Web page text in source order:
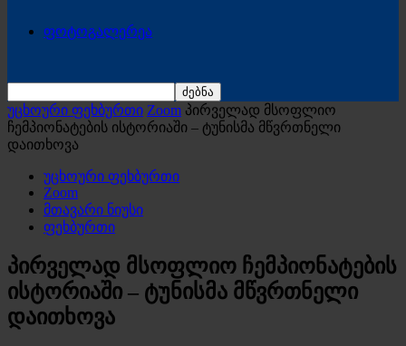
ფოტოგალერეა
უცხოური ფეხბურთი Zoom პირველად მსოფლიო
ჩემპიონატების ისტორიაში – ტუნისმა მწვრთნელი
დაითხოვა
უცხოური ფეხბურთი
Zoom
მთავარი ნიუსი
ფეხბურთი
პირველად მსოფლიო ჩემპიონატების
ისტორიაში – ტუნისმა მწვრთნელი
დაითხოვა